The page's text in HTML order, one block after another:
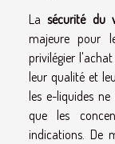
Lasécurité du
majeure pour
privilégier
leur qualité et
les e-liquides
que les
indications. De